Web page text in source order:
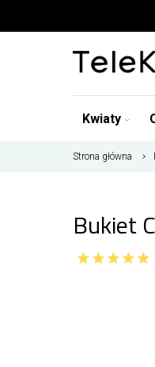
Kwiaty
Strona główna
Bukiet